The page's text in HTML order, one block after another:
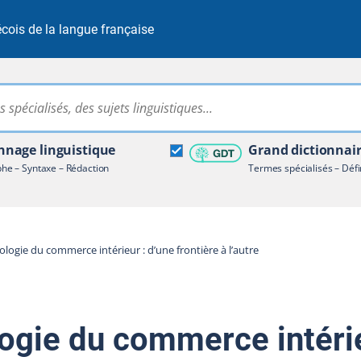
de la langue française
Rechercher dans tout le site
linguistique
– Syntaxe – Rédaction
Grand
Termes spécialisés –
terminologique
du commerce intérieur : d’une frontière à l’autre
du commerce